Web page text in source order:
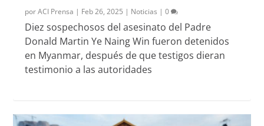
porACI Prensa | Feb 26, 2025 | Noticias |0
Diez sospechosos del asesinato del Padre
Donald Martin Ye Naing Win fueron detenidos
en Myanmar, después de que testigos dieran
testimonio a las autoridades